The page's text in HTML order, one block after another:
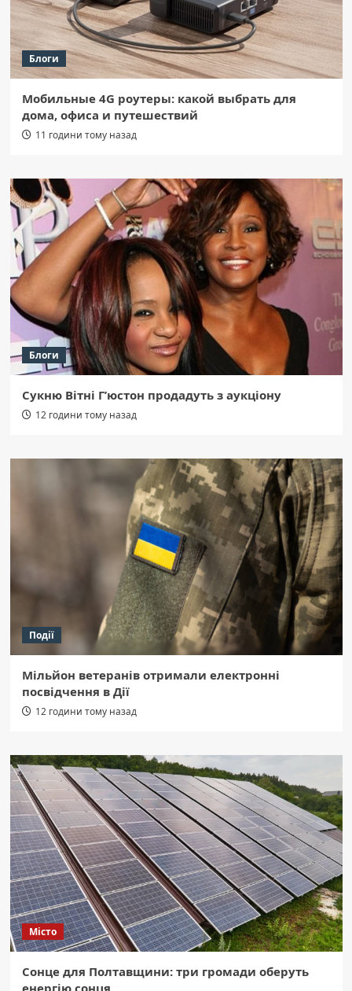
Блоги
Мобильные 4G роутеры: какой выбрать для
дома, офиса и путешествий
11 години тому назад
Блоги
Сукню Вітні Г’юстон продадуть з аукціону
12 години тому назад
Події
Мільйон ветеранів отримали електронні
посвідчення в Дії
12 години тому назад
Місто
Сонце для Полтавщини: три громади оберуть
енергію сонця.